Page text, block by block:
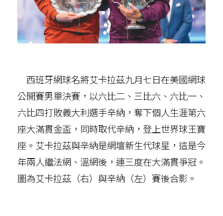
西班牙網球名將艾卡拉茲九月七日在美國網球
公開賽男單決賽，以六比二、三比六、六比一、
六比四打敗義大利選手辛納，奪下個人生涯第六
座大滿貫金盃，同時取代辛納，登上世界球王寶
座。艾卡拉茲與辛納是網壇新生代球星，這是今
年兩人繼法網、溫網後，連三度在大滿貫爭冠。
圖為艾卡拉茲（右）與辛納（左）賽後合影。